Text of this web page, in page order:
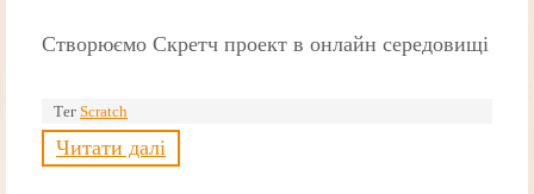
Створюємо Скретч проект в онлайн середовищі
Тег Scratch
Читати далі